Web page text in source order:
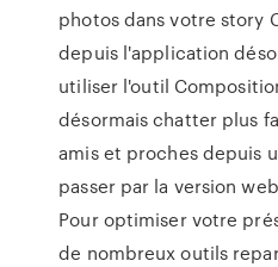
photos dans votre story
depuis l'application
utiliser l'outil
désormais chatter plus
amis et proches depuis
passer par la version
Pour optimiser votre
de nombreux outils